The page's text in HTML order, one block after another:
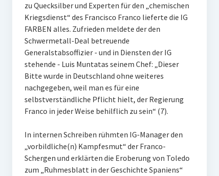
zu Quecksilber und Experten für den „chemischen
Kriegsdienst“ des Francisco Franco lieferte die IG
FARBEN alles. Zufrieden meldete der den
Schwermetall-Deal betreuende
Generalstabsoffizier - und in Diensten der IG
stehende - Luis Muntatas seinem Chef: „Dieser
Bitte wurde in Deutschland ohne weiteres
nachgegeben, weil man es für eine
selbstverständliche Pflicht hielt, der Regierung
Franco in jeder Weise behilflich zu sein“ (7).
In internen Schreiben rühmten IG-Manager den
„vorbildliche(n) Kampfesmut“ der Franco-
Schergen und erklärten die Eroberung von Toledo
zum „Ruhmesblatt in der Geschichte Spaniens“